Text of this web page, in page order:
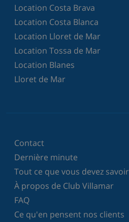
Location Costa Brava
Location Costa Blanca
Location Lloret de Mar
Location Tossa de Mar
Location Blanes
Lloret de Mar
Contact
Dernière minute
Tout ce que vous devez savoir
À propos de Club Villamar
FAQ
Ce qu'en pensent nos clients